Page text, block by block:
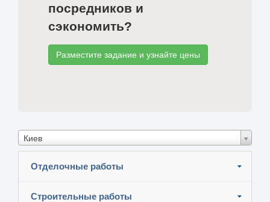
посредников и
сэкономить?
Разместите задание и узнайте цены
Киев
Отделочные работы
Строительные работы